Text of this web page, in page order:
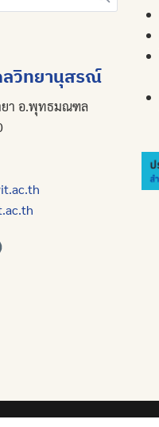
ลวิทยานุสรณ์
ยา อ.พุทธมณฑล